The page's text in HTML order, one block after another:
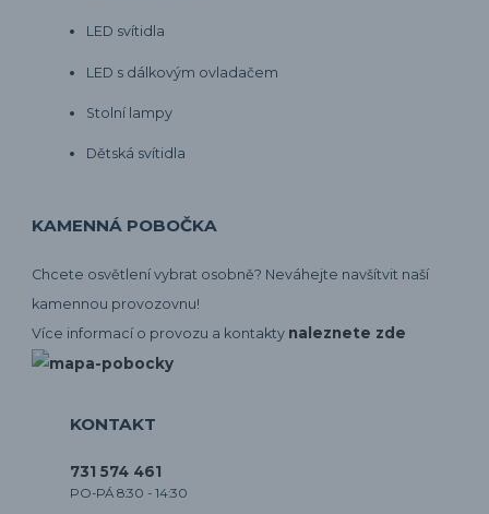
LED svítidla
LED s dálkovým ovladačem
Stolní lampy
Dětská svítidla
KAMENNÁ POBOČKA
Chcete osvětlení vybrat osobně? Neváhejte navšítvit naší
kamennou provozovnu!
Více informací o provozu a kontakty naleznete zde
KONTAKT
731 574 461
PO-PÁ 8:30 - 14:30